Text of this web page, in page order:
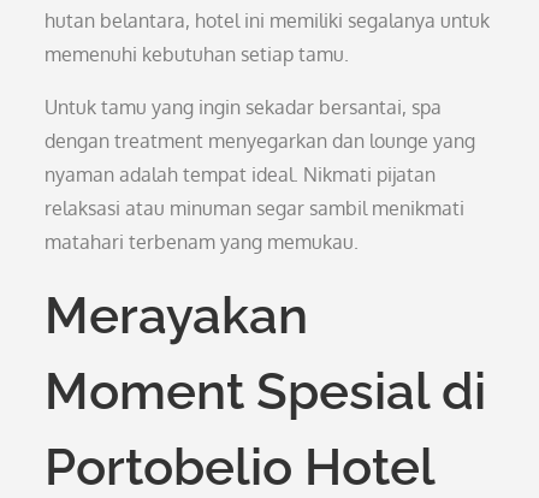
hutan belantara, hotel ini memiliki segalanya untuk
memenuhi kebutuhan setiap tamu.
Untuk tamu yang ingin sekadar bersantai, spa
dengan treatment menyegarkan dan lounge yang
nyaman adalah tempat ideal. Nikmati pijatan
relaksasi atau minuman segar sambil menikmati
matahari terbenam yang memukau.
Merayakan
Moment Spesial di
Portobelio Hotel